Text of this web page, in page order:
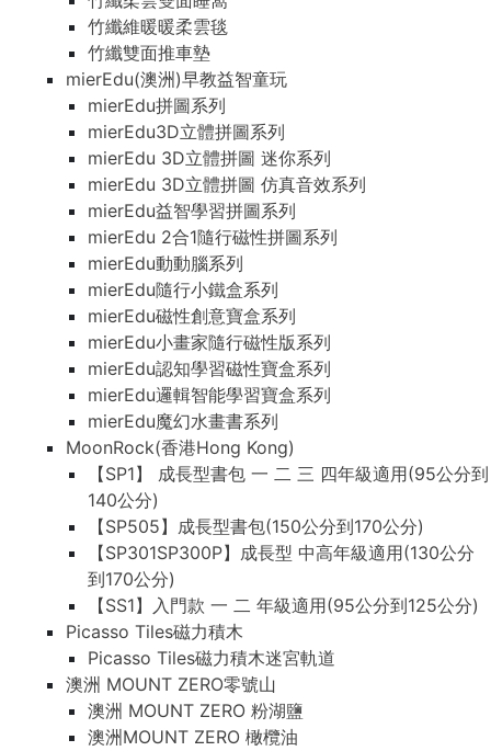
竹纖維暖暖柔雲毯
竹纖雙面推車墊
mierEdu(澳洲)早教益智童玩
mierEdu拼圖系列
mierEdu3D立體拼圖系列
mierEdu 3D立體拼圖 迷你系列
mierEdu 3D立體拼圖 仿真音效系列
mierEdu益智學習拼圖系列
mierEdu 2合1隨行磁性拼圖系列
mierEdu動動腦系列
mierEdu隨行小鐵盒系列
mierEdu磁性創意寶盒系列
mierEdu小畫家隨行磁性版系列
mierEdu認知學習磁性寶盒系列
mierEdu邏輯智能學習寶盒系列
mierEdu魔幻水畫書系列
MoonRock(香港Hong Kong)
【SP1】 成長型書包 一 二 三 四年級適用(95公分到
140公分)
【SP505】成長型書包(150公分到170公分)
【SP301SP300P】成長型 中高年級適用(130公分
到170公分)
【SS1】入門款 一 二 年級適用(95公分到125公分)
Picasso Tiles磁力積木
Picasso Tiles磁力積木迷宮軌道
澳洲 MOUNT ZERO零號山
澳洲 MOUNT ZERO 粉湖鹽
澳洲MOUNT ZERO 橄欖油